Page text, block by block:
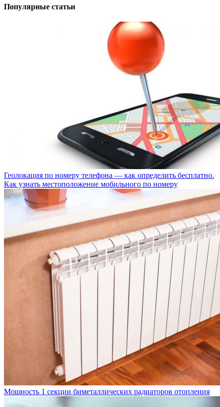
Популярные статьи
Геолокация по номеру телефона — как определить бесплатно.
Как узнать местоположение мобильного по номеру
Мощность 1 секции биметаллических радиаторов отопления